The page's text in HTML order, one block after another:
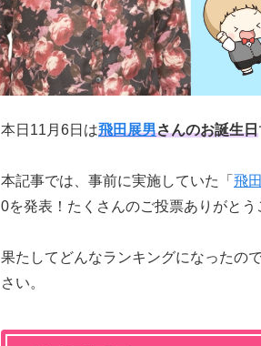
本日11月6日は飛田展男さんのお誕生日
本記事では、事前に実施していた「 飛
0を発表！たくさんのご投票ありがとう
果たしてどんなランキングになったの
さい。